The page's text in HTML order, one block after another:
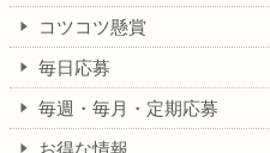
コツコツ懸賞
毎日応募
毎週・毎月・定期応募
お得な情報